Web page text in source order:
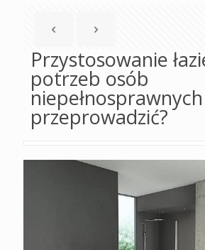
Przystosowanie
potrzeb osób
przeprowadzić?